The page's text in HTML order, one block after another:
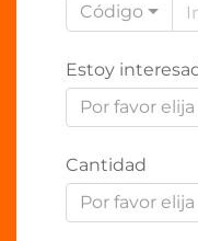
Código
Estoy
Por favor elija
Cantidad
Por favor elija